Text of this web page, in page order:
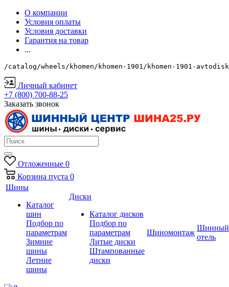
О компании
Условия оплаты
Условия доставки
Гарантия на товар
...
/catalog/wheels/khomen/khomen-1901/khomen-1901-
Личный кабинет
+7 (800) 700-88-25
Заказать звонок
Отложенные 0
Корзина пуста 0
Шины
Каталог
шин
Подбор по
параметрам
Зимние
шины
Летние
шины
Диски
Каталог дисков
Подбор по
параметрам
Литые диски
Штампованные
диски
Шиномонтаж
Шинный
отель